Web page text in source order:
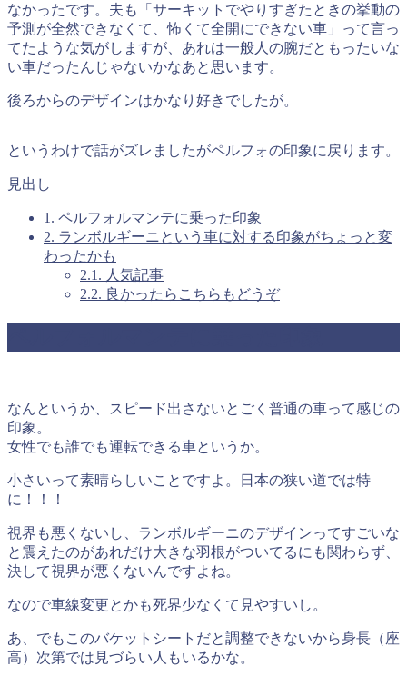
なかったです。夫も「サーキットでやりすぎたときの挙動の
予測が全然できなくて、怖くて全開にできない車」って言っ
てたような気がしますが、あれは一般人の腕だともったいな
い車だったんじゃないかなあと思います。
後ろからのデザインはかなり好きでしたが。
というわけで話がズレましたがペルフォの印象に戻ります。
見出し
1. ペルフォルマンテに乗った印象
2. ランボルギーニという車に対する印象がちょっと変
わったかも
2.1. 人気記事
2.2. 良かったらこちらもどうぞ
なんというか、スピード出さないとごく普通の車って感じの
印象。
女性でも誰でも運転できる車というか。
小さいって素晴らしいことですよ。日本の狭い道では特
に！！！
視界も悪くないし、ランボルギーニのデザインってすごいな
と震えたのがあれだけ大きな羽根がついてるにも関わらず、
決して視界が悪くないんですよね。
なので車線変更とかも死界少なくて見やすいし。
あ、でもこのバケットシートだと調整できないから身長（座
高）次第では見づらい人もいるかな。